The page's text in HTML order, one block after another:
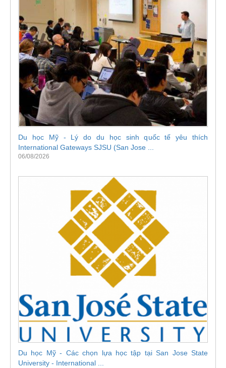
Du học Mỹ - Lý do du học sinh quốc tế yêu thích
International Gateways SJSU (San Jose ...
06/08/2026
Du học Mỹ - Các chọn lựa học tập tại San Jose State
University - International ...